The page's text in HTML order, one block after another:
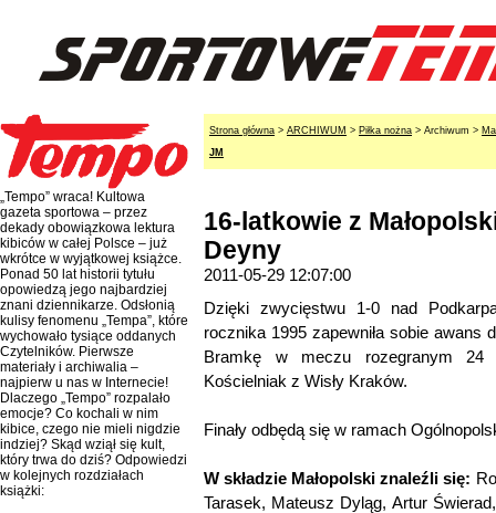
„Tempo” wraca! Kultowa
gazeta sportowa – przez
dekady obowiązkowa lektura
kibiców w całej Polsce – już
wkrótce w wyjątkowej książce.
Ponad 50 lat historii tytułu
opowiedzą jego najbardziej
znani dziennikarze. Odsłonią
kulisy fenomenu „Tempa”, które
wychowało tysiące oddanych
Czytelników. Pierwsze
materiały i archiwalia –
najpierw u nas w Internecie!
Dlaczego „Tempo” rozpalało
emocje? Co kochali w nim
kibice, czego nie mieli nigdzie
indziej? Skąd wziął się kult,
który trwa do dziś? Odpowiedzi
w kolejnych rozdziałach
książki:
Strona główna > ARCHIWUM > Piłka nożna > Archiwum >
JM
16-latkowie z
Deyny
2011-05-29 12:07:00
Dzięki zwycięstwu 1-0 nad
rocznika 1995 zapewniła sobie awans
Bramkę w meczu rozegranym 24
Kościelniak z Wisły Kraków.
Finały odbędą się w ramach
W składzie Małopolski znaleźli się:
Tarasek, Mateusz Dyląg, Artur